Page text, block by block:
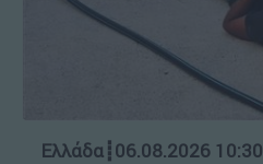
Ελλάδα┋06.08.2026 10:30